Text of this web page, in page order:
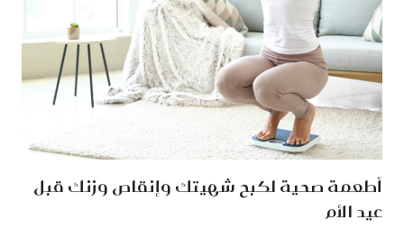
أطعمة صحية لكبح شهيتك وإنقاص وزنك قبل
عيد الأم